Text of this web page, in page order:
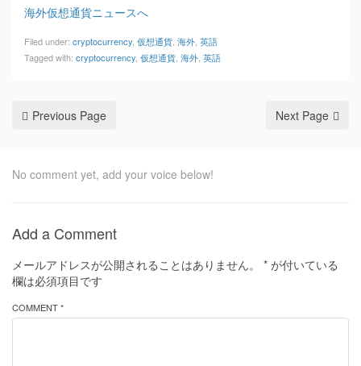
海外仮想通貨ニュースへ
Filed under: cryptocurrency 仮想通貨 海外 英語
Tagged with: cryptocurrency 仮想通貨 海外 英語
Previous Page Next Page
No comment yet, add your voice below!
Add a Comment
メールアドレスが公開されることはありません。 * が付いている
欄は必須項目です
COMMENT *